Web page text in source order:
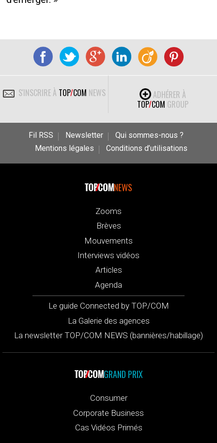
S'INSCRIRE À TOP/COM NEWS
ADHÉRER À
TOP/COM GROUP
Fil RSS Newsletter
Qui sommes-nous ?
Mentions légales
Conditions d’utilisations
NEWS
Zooms
Brèves
Mouvements
Interviews vidéos
Articles
Agenda
Le guide Connected by TOP/COM
La Galerie des agences
La newsletter TOP/COM NEWS (bannières/habillage)
GRAND PRIX
Consumer
Corporate Business
Cas Vidéos Primés